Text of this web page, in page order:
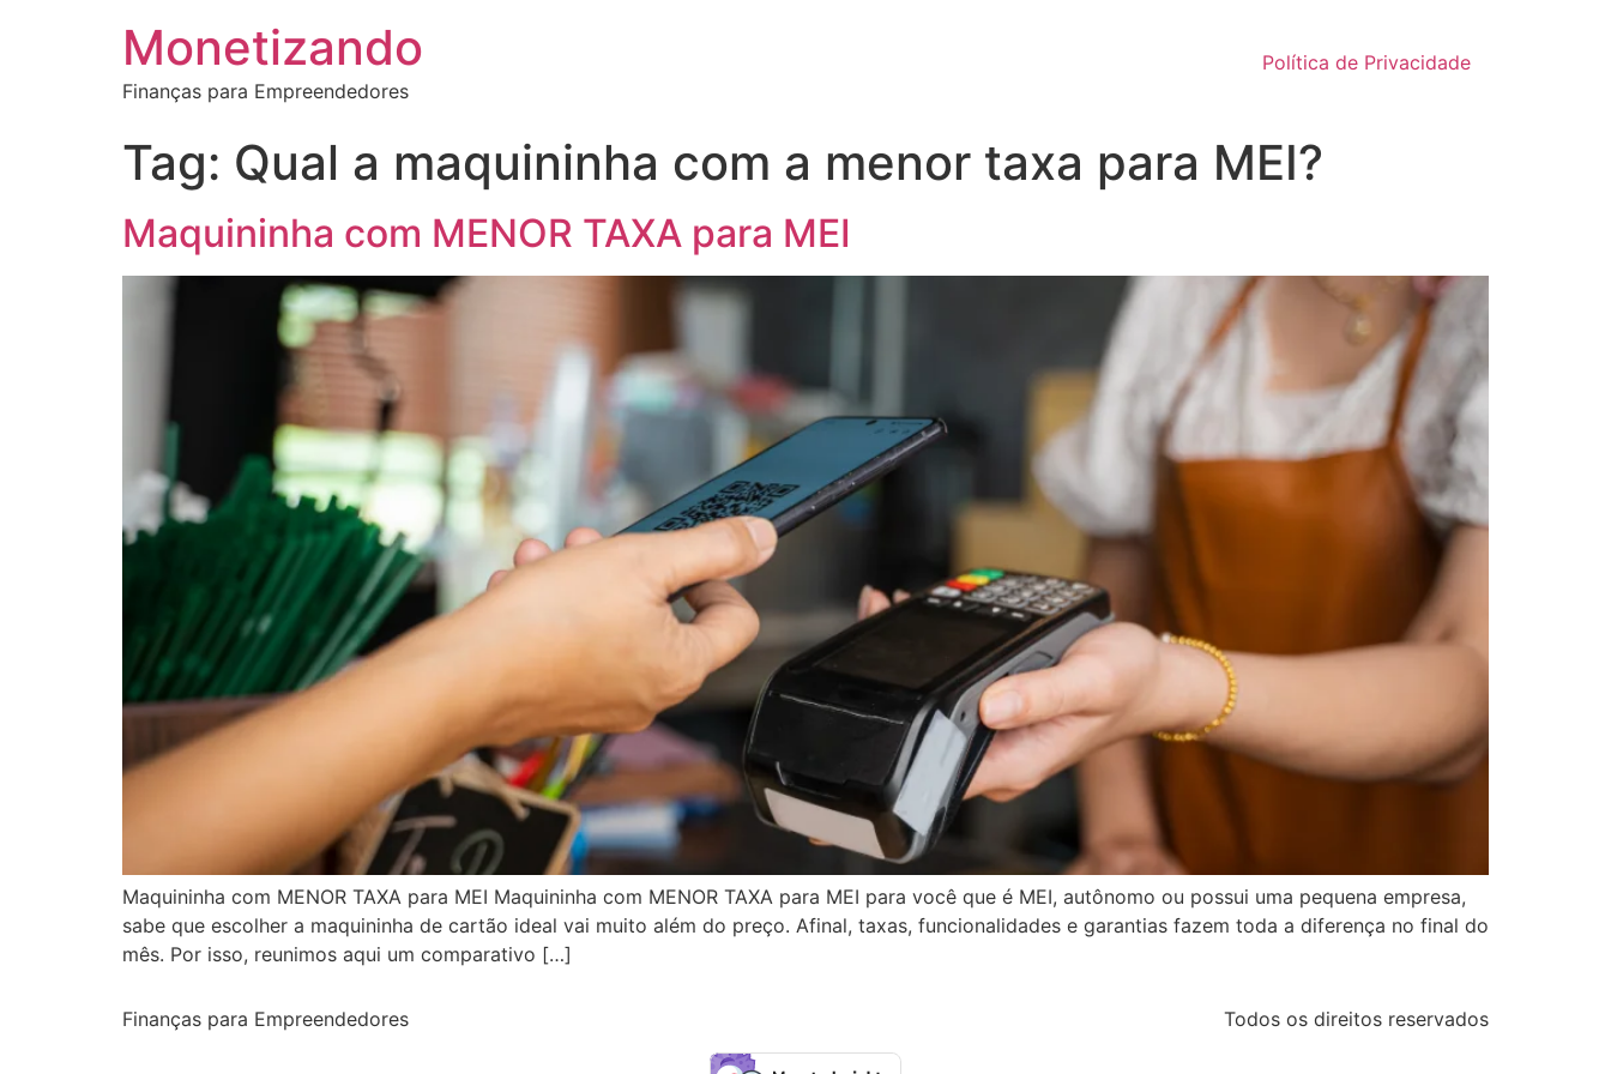
Monetizando
Finanças para Empreendedores
Política de Privacidade
Tag: Qual a maquininha com a menor taxa para MEI?
Maquininha com MENOR TAXA para MEI
Maquininha com MENOR TAXA para MEI Maquininha com MENOR TAXA para MEI para você que é MEI, autônomo ou possui uma pequena empresa,
sabe que escolher a maquininha de cartão ideal vai muito além do preço. Afinal, taxas, funcionalidades e garantias fazem toda a diferença no final do
mês. Por isso, reunimos aqui um comparativo […]
Finanças para Empreendedores Todos os direitos reservados